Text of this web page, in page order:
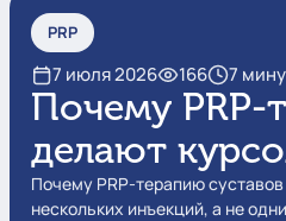
PRP
7 июля 2026 166 7
Почему PRP-
делают
Почему PRP-терапию
нескольких инъекций, а не